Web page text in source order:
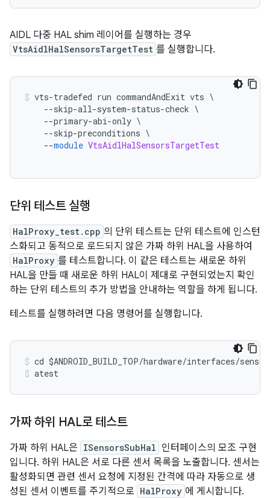
AIDL 다중 HAL shim 레이어를 실행하는 경우
VtsAidlHalSensorsTargetTest 를 실행합니다.
vts-tradefed run commandAndExit vts \
--skip-all-system-status-check \
--primary-abi-only \
--skip-preconditions \
--module VtsAidlHalSensorsTargetTest
단위 테스트 실행
HalProxy_test.cpp 의 단위 테스트는 단위 테스트에 인스턴
스화되고 동적으로 로드되지 않은 가짜 하위 HAL을 사용하여
HalProxy 를 테스트합니다. 이 같은 테스트는 새로운 하위
HAL을 만들 때 새로운 하위 HAL이 제대로 구현되었는지 확인
하는 단위 테스트의 추가 방법을 안내하는 역할을 하게 됩니다.
테스트를 실행하려면 다음 명령어를 실행합니다.
cd $ANDROID_BUILD_TOP/hardware/interfaces/
atest
가짜 하위 HAL로 테스트
가짜 하위 HAL은 ISensorsSubHal 인터페이스의 모조 구현
입니다. 하위 HAL은 서로 다른 센서 목록을 노출합니다. 센서는
활성화되면 관련 센서 요청에 지정된 간격에 따라 자동으로 생
성된 센서 이벤트를 주기적으로 HalProxy 에 게시합니다.